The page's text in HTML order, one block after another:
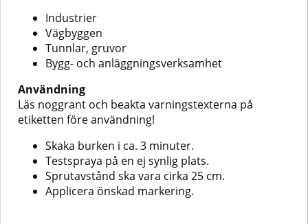
återges från skärmen kan avvika
från den verkliga kulören.
Industrier
Vägbyggen
Tunnlar, gruvor
Bygg- och anläggningsverksamhet
Användning
Läs noggrant och beakta varningstexterna på
etiketten före användning!
Skaka burken i ca. 3 minuter.
Testspraya på en ej synlig plats.
Sprutavstånd ska vara cirka 25 cm.
Applicera önskad markering.